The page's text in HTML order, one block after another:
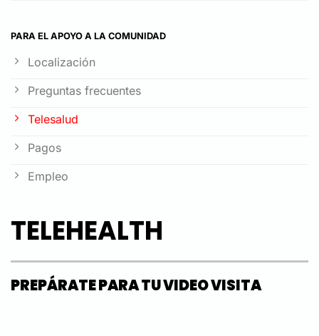
PARA EL APOYO A LA COMUNIDAD
Localización
Preguntas frecuentes
Telesalud
Pagos
Empleo
TELEHEALTH
PREPÁRATE PARA TU VIDEO VISITA